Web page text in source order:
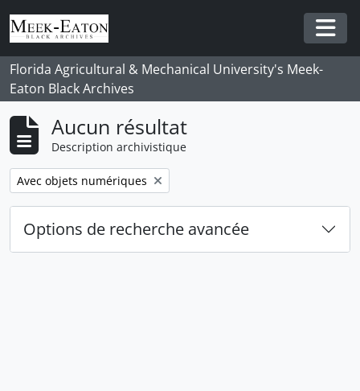
Skip to main content
Florida Agricultural & Mechanical University's Meek-
Eaton Black Archives
Aucun résultat
Description archivistique
Remove filter:
Avec objets numériques
Options de recherche avancée